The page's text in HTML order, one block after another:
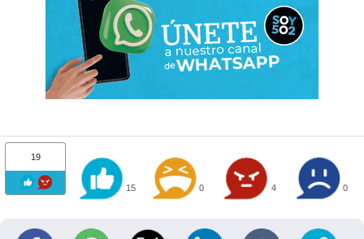
19
15 0 4 0